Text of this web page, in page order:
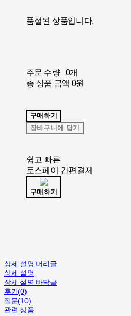
품절된 상품입니다.
주문 수량
0개
총 상품 금액 0원
구매하기
장바구니에 담기
쉽고 빠른
토스페이 간편결제
구매하기
상세 설명 머리글
상세 설명
상세 설명 바닥글
후기(0)
질문(10)
관련 상품